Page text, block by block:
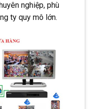
nghiệp, phù
ty quy mô lớn.